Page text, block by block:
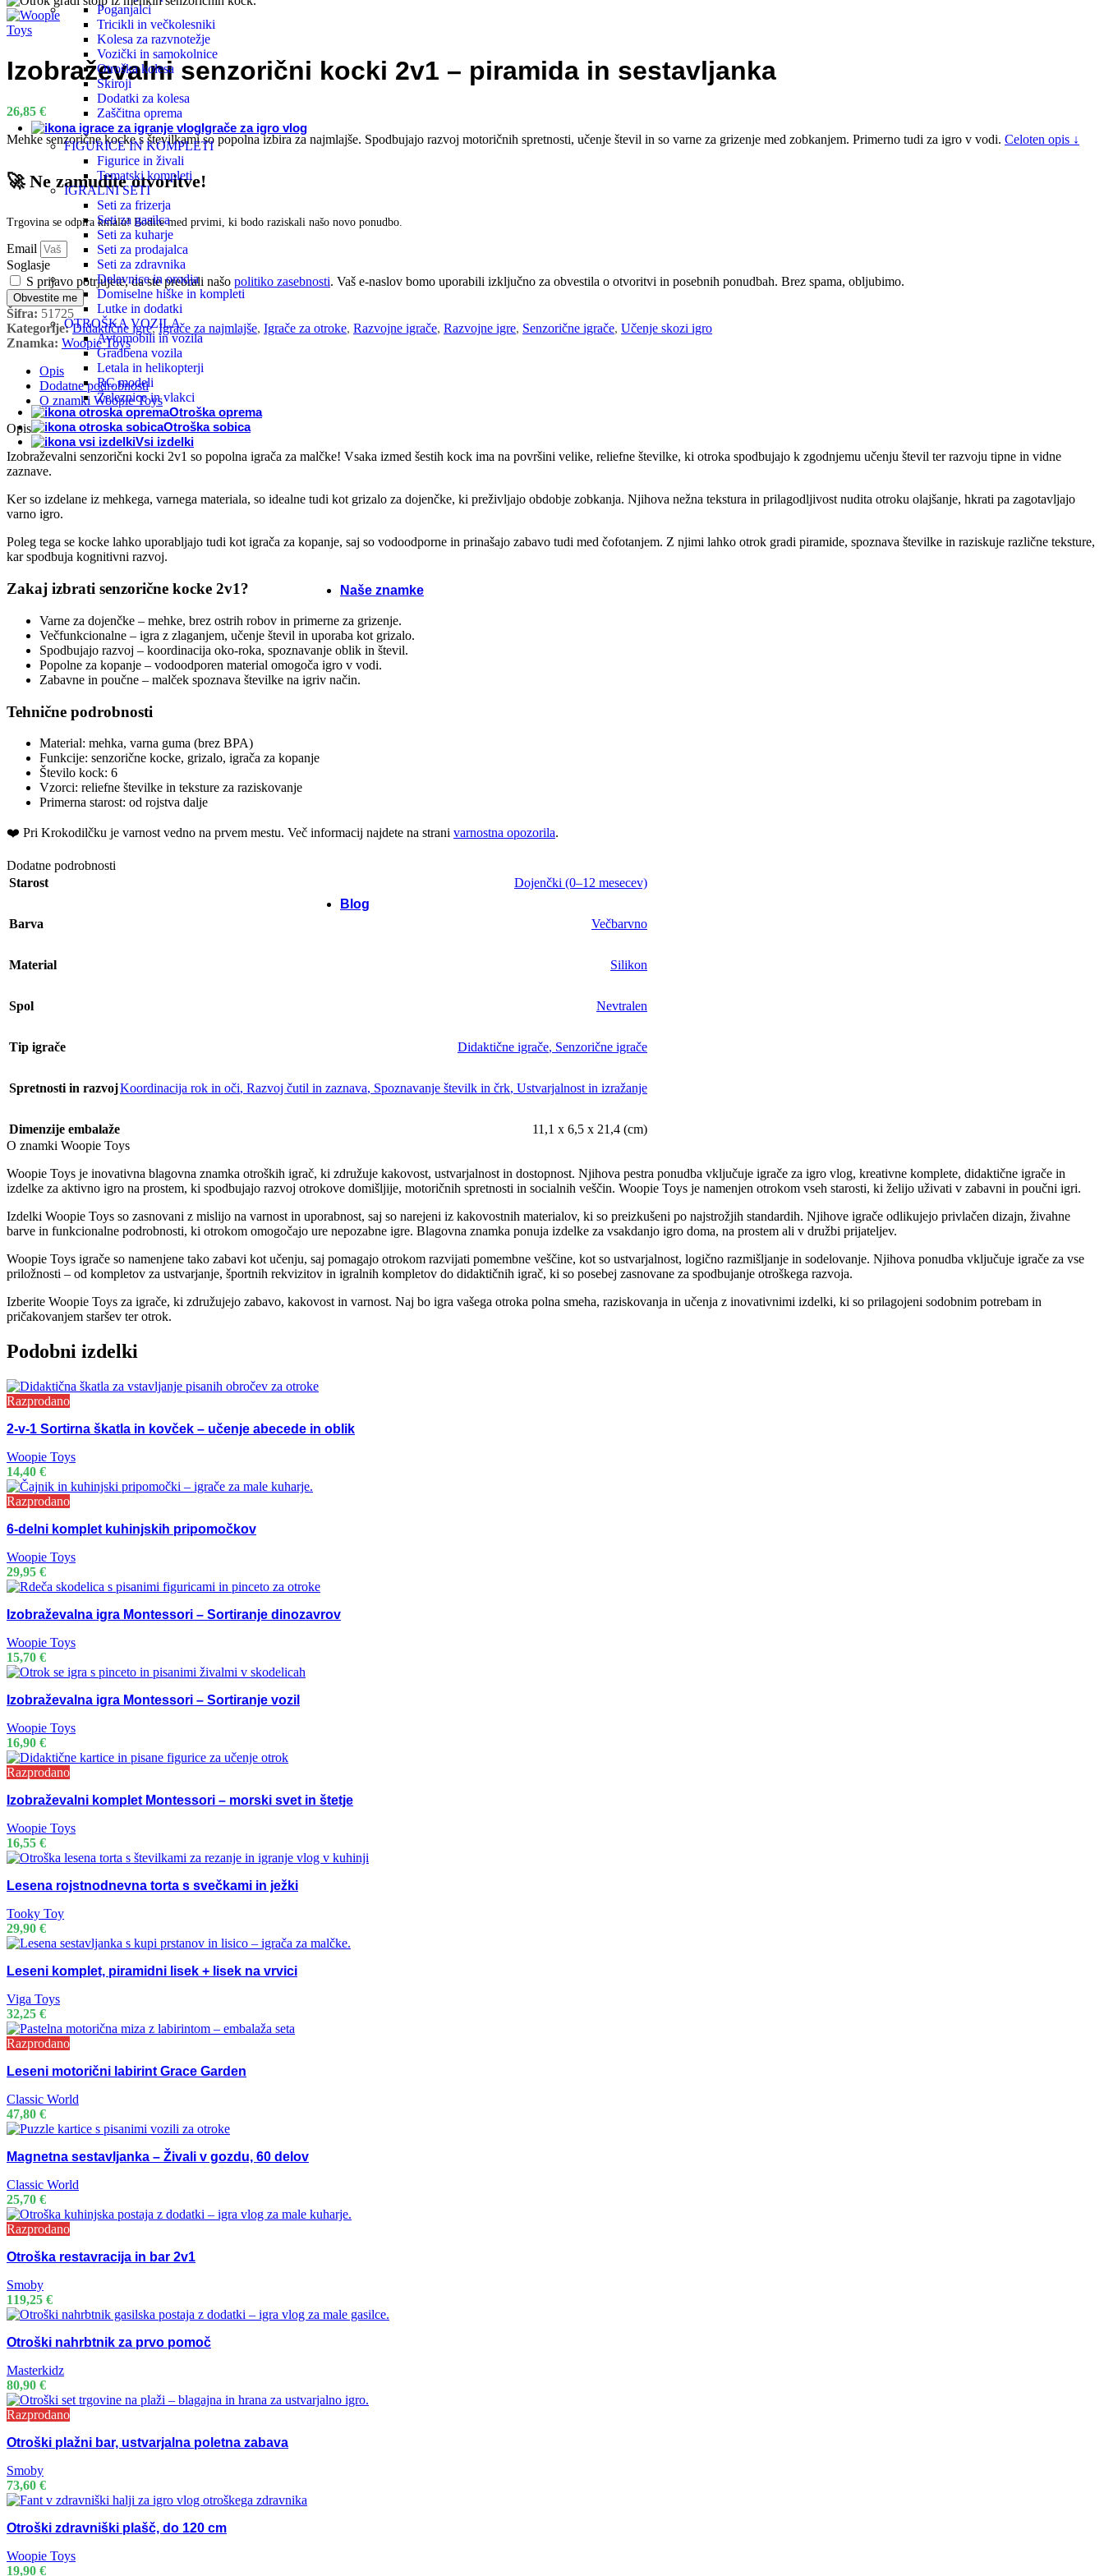
Poganjalci
Tricikli in večkolesniki
Kolesa za razvnotežje
Vozički in samokolnice
Otroška kolesa
Skiroji
Dodatki za kolesa
Zaščitna oprema
Igrače za igro vlog
FIGURICE IN KOMPLETI
Figurice in živali
Tematski kompleti
IGRALNI SETI
Seti za frizerja
Seti za gasilca
Seti za kuharje
Seti za prodajalca
Seti za zdravnika
Delavnice in orodja
Domiselne hiške in kompleti
Lutke in dodatki
OTROŠKA VOZILA
Avtomobili in vozila
Gradbena vozila
Letala in helikopterji
RC modeli
Železnice in vlakci
Otroška oprema
Otroška sobica
Vsi izdelki
Didaktične igrače
Naše znamke
Tooky Toy
Step 2
Classic World
Blog
Izobraževalni senzorični kocki 2v1 – piramida in sestavljanka
26,85 €
Mehke senzorične kocke s številkami so popolna izbira za najmlajše. Spodbujajo razvoj motoričnih spretnosti, učenje števil in so varne za grizenje med zobkanjem. Primerno tudi za igro v vodi. Celoten opis ↓
🚀 Ne zamudite otvoritve!
Trgovina se odpira kmalu! Bodite med prvimi, ki bodo raziskali našo novo ponudbo.
Email
Soglasje
S prijavo potrjujete, da ste prebrali našo politiko zasebnosti. Vaš e-naslov bomo uporabili izključno za obvestila o otvoritvi in posebnih ponudbah. Brez spama, obljubimo.
Obvestite me
Šifra: 51725
Kategorije: Didaktične igre, Igrače za najmlajše, Igrače za otroke, Razvojne igrače, Razvojne igre, Senzorične igrače, Učenje skozi igro
Znamka: Woopie Toys
Opis
Dodatne podrobnosti
O znamki Woopie Toys
Opis
Izobraževalni senzorični kocki 2v1 so popolna igrača za malčke! Vsaka izmed šestih kock ima na površini velike, reliefne številke, ki otroka spodbujajo k zgodnjemu učenju števil ter razvoju tipne in vidne
zaznave.
Ker so izdelane iz mehkega, varnega materiala, so idealne tudi kot grizalo za dojenčke, ki preživljajo obdobje zobkanja. Njihova nežna tekstura in prilagodljivost nudita otroku olajšanje, hkrati pa zagotavljajo
varno igro.
Poleg tega se kocke lahko uporabljajo tudi kot igrača za kopanje, saj so vodoodporne in prinašajo zabavo tudi med čofotanjem. Z njimi lahko otrok gradi piramide, spoznava številke in raziskuje različne teksture,
kar spodbuja kognitivni razvoj.
Zakaj izbrati senzorične kocke 2v1?
Varne za dojenčke – mehke, brez ostrih robov in primerne za grizenje.
Večfunkcionalne – igra z zlaganjem, učenje števil in uporaba kot grizalo.
Spodbujajo razvoj – koordinacija oko-roka, spoznavanje oblik in števil.
Popolne za kopanje – vodoodporen material omogoča igro v vodi.
Zabavne in poučne – malček spoznava številke na igriv način.
Tehnične podrobnosti
Material: mehka, varna guma (brez BPA)
Funkcije: senzorične kocke, grizalo, igrača za kopanje
Število kock: 6
Vzorci: reliefne številke in teksture za raziskovanje
Primerna starost: od rojstva dalje
❤️ ️Pri Krokodilčku je varnost vedno na prvem mestu. Več informacij najdete na strani varnostna opozorila.
Dodatne podrobnosti
Starost
Dojenčki (0–12 mesecev)
Barva Večbarvno
Material Silikon
Spol Nevtralen
Tip igrače Didaktične igrače, Senzorične igrače
Spretnosti in razvojKoordinacija rok in oči, Razvoj čutil in zaznava, Spoznavanje številk in črk, Ustvarjalnost in izražanje
Dimenzije embalaže
11,1 x 6,5 x 21,4 (cm)
O znamki Woopie Toys
Woopie Toys je inovativna blagovna znamka otroških igrač, ki združuje kakovost, ustvarjalnost in dostopnost. Njihova pestra ponudba vključuje igrače za igro vlog, kreativne komplete, didaktične igrače in
izdelke za aktivno igro na prostem, ki spodbujajo razvoj otrokove domišljije, motoričnih spretnosti in socialnih veščin. Woopie Toys je namenjen otrokom vseh starosti, ki želijo uživati v zabavni in poučni igri.
Izdelki Woopie Toys so zasnovani z mislijo na varnost in uporabnost, saj so narejeni iz kakovostnih materialov, ki so preizkušeni po najstrožjih standardih. Njihove igrače odlikujejo privlačen dizajn, živahne
barve in funkcionalne podrobnosti, ki otrokom omogočajo ure nepozabne igre. Blagovna znamka ponuja izdelke za vsakdanjo igro doma, na prostem ali v družbi prijateljev.
Woopie Toys igrače so namenjene tako zabavi kot učenju, saj pomagajo otrokom razvijati pomembne veščine, kot so ustvarjalnost, logično razmišljanje in sodelovanje. Njihova ponudba vključuje igrače za vse
priložnosti – od kompletov za ustvarjanje, športnih rekvizitov in igralnih kompletov do didaktičnih igrač, ki so posebej zasnovane za spodbujanje otroškega razvoja.
Izberite Woopie Toys za igrače, ki združujejo zabavo, kakovost in varnost. Naj bo igra vašega otroka polna smeha, raziskovanja in učenja z inovativnimi izdelki, ki so prilagojeni sodobnim potrebam in
pričakovanjem staršev ter otrok.
Podobni izdelki
Razprodano
2-v-1 Sortirna škatla in kovček – učenje abecede in oblik
Woopie Toys
14,40 €
Razprodano
6-delni komplet kuhinjskih pripomočkov
Woopie Toys
29,95 €
Izobraževalna igra Montessori – Sortiranje dinozavrov
Woopie Toys
15,70 €
Izobraževalna igra Montessori – Sortiranje vozil
Woopie Toys
16,90 €
Razprodano
Izobraževalni komplet Montessori – morski svet in štetje
Woopie Toys
16,55 €
Lesena rojstnodnevna torta s svečkami in ježki
Tooky Toy
29,90 €
Leseni komplet, piramidni lisek + lisek na vrvici
Viga Toys
32,25 €
Razprodano
Leseni motorični labirint Grace Garden
Classic World
47,80 €
Magnetna sestavljanka – Živali v gozdu, 60 delov
Classic World
25,70 €
Razprodano
Otroška restavracija in bar 2v1
Smoby
119,25 €
Otroški nahrbtnik za prvo pomoč
Masterkidz
80,90 €
Razprodano
Otroški plažni bar, ustvarjalna poletna zabava
Smoby
73,60 €
Otroški zdravniški plašč, do 120 cm
Woopie Toys
19,90 €